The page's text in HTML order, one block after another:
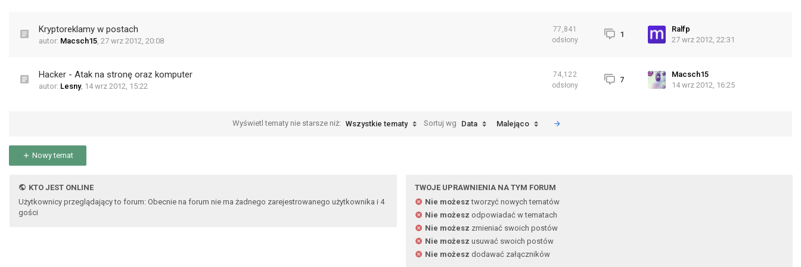
Kryptoreklamy w postach
autor: Macsch15, 27 wrz 2012, 20:08
77,841
odsłony
1
Ralfp
27 wrz 2012, 22:31
Hacker - Atak na stronę oraz komputer
autor: Lesny, 14 wrz 2012, 15:22
74,122
odsłony
7
Macsch15
14 wrz 2012, 16:25
Wyświetl tematy nie starsze niż: Wszystkie tematy Sortuj wg Data Malejąco
Nowy temat
KTO JEST ONLINE
Użytkownicy przeglądający to forum: Obecnie na forum nie ma żadnego zarejestrowanego użytkownika i 4
gości
TWOJE UPRAWNIENIA NA TYM FORUM
Nie możesz tworzyć nowych tematów
Nie możesz odpowiadać w tematach
Nie możesz zmieniać swoich postów
Nie możesz usuwać swoich postów
Nie możesz dodawać załączników